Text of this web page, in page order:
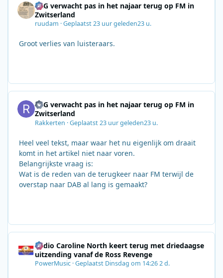
SRG verwacht pas in het najaar terug op FM in
Zwitserland
ruudam ·Geplaatst23 uur geleden23 u.
Groot verlies van luisteraars.
SRG verwacht pas in het najaar terug op FM in
Zwitserland
Rakkerten ·Geplaatst23 uur geleden23 u.
Heel veel tekst, maar waar het nu eigenlijk om draait
komt in het artikel niet naar voren.
Belangrijkste vraag is:
Wat is de reden van de terugkeer naar FM terwijl de
overstap naar DAB al lang is gemaakt?
Radio Caroline North keert terug met driedaagse
uitzending vanaf de Ross Revenge
PowerMusic ·Geplaatst Dinsdag om 14:262 d.